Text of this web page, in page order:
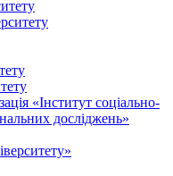
«Інститут соціально-
досліджень»